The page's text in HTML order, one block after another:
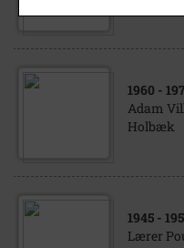
1960 -
Adam
Holbæk
1945 -
Lærer